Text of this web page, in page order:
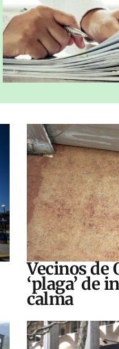
Vecinos de
‘plaga’ de
calma